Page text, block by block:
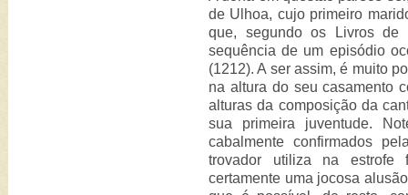
de Ulhoa, cujo primeiro
que, segundo os Livros de
sequência de um episódio
(1212). A ser assim, é muito
na altura do seu casamento
alturas da composição da
sua primeira juventude.
cabalmente confirmados
trovador utiliza na estrofe
certamente uma jocosa